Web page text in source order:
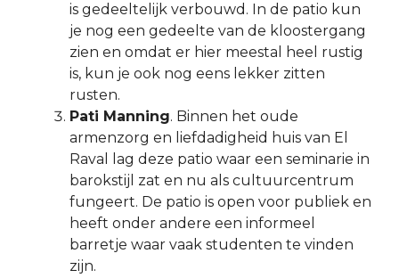
is gedeeltelijk verbouwd. In de patio kun
je nog een gedeelte van de kloostergang
zien en omdat er hier meestal heel rustig
is, kun je ook nog eens lekker zitten
rusten.
Pati Manning. Binnen het oude
armenzorg en liefdadigheid huis van El
Raval lag deze patio waar een seminarie in
barokstijl zat en nu als cultuurcentrum
fungeert. De patio is open voor publiek en
heeft onder andere een informeel
barretje waar vaak studenten te vinden
zijn.